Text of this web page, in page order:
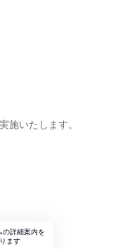
施いたします。
の詳細案内を
ます